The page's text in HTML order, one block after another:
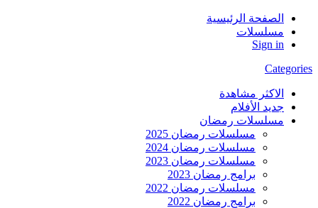
الصفحة الرئيسية
مسلسلات
Sign in
Categories
الاكثر مشاهدة
جديد الأفلام
مسلسلات رمضان
مسلسلات رمضان 2025
مسلسلات رمضان 2024
مسلسلات رمضان 2023
برامج رمضان 2023
مسلسلات رمضان 2022
برامج رمضان 2022